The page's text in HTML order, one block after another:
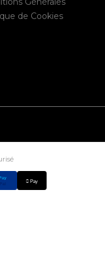
de Cookies
Pal
 Pay